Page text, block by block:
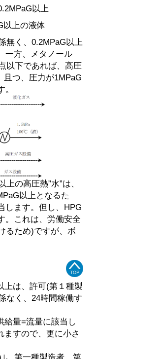
以上
上の液体
無く、0.2MPaG以上
一方、メタノール
以下であれば、高圧
つ、圧力が1MPaG
の高圧熱”水”は、
以上となるた
します。但し、HPG
。これは、労働安全
るため)ですが、ボ
上は、許可(第１種製
なく、24時間稼働す
量=流量に該当し
すので、更に小さ
、第一種製造者、第